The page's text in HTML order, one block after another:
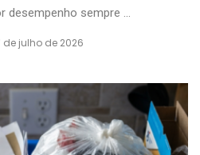
desempenho sempre ...
de julho de 2026